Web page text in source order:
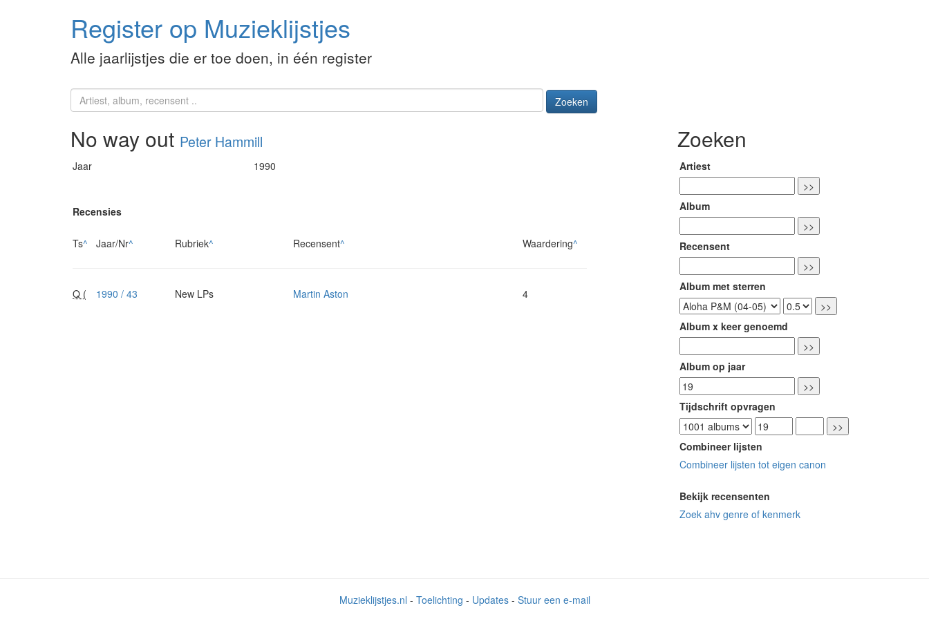
Register op Muzieklijstjes
Alle jaarlijstjes die er toe doen, in één register
Zoeken
No way out Peter Hammill
Jaar 1990
Recensies
Ts^ Jaar/Nr^ Rubriek^ Recensent^ Waardering^
Q ( 1990 / 43 New LPs Martin Aston 4
Zoeken
Artiest
Album
Recensent
Album met sterren
Album x keer genoemd
Album op jaar
Tijdschrift opvragen
Combineer lijsten
Combineer lijsten tot eigen canon
Bekijk recensenten
Zoek ahv genre of kenmerk
Muzieklijstjes.nl - Toelichting - Updates- Stuur een e-mail